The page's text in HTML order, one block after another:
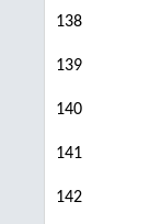
138
139
140
141
142